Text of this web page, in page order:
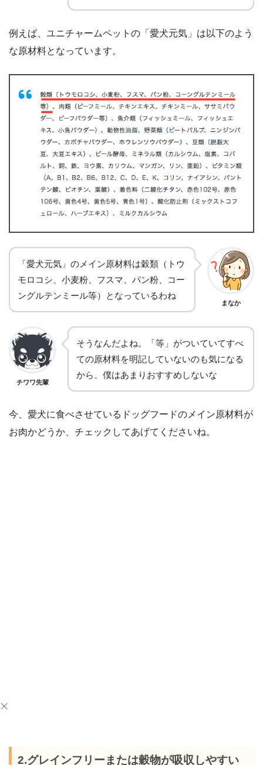
例えば、ユニチャームペットの「愛犬元気」は以下のよう
な原材料となっています。
「愛犬元気」のメイン原材料は穀類（トウ
モロコシ、小麦粉、フスマ、パン粉、コー
ングルテンミール等）となっているわね
まなか
チワワ先輩
そうなんだよね。「等」がついていてすべ
ての原材料を明記していないのも気になる
から、僕はあまりおすすめしないな
今、愛犬に食べさせているドッグフードのメイン原材料が
お肉かどうか、チェックしてあげてくださいね。
2.グレインフリーまたは穀物が吸収しやすい